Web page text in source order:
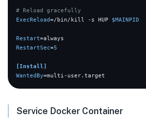
# Reload gracefully
ExecReload=/bin/kill -s HUP $MAINPID
Restart
RestartSec=5
[Install]
WantedBy
Service Docker Container